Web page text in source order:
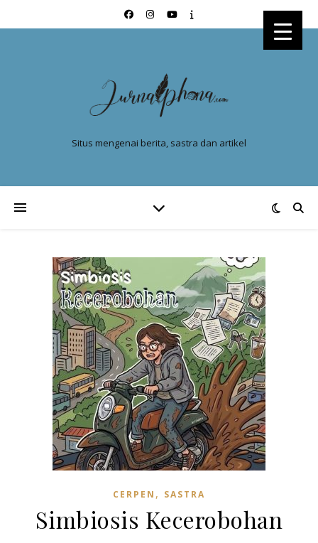
Situs mengenai berita, sastra dan artikel
CERPEN , SASTRA
Simbiosis Kecerobohan